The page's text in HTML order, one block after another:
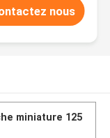
nous
miniature 125